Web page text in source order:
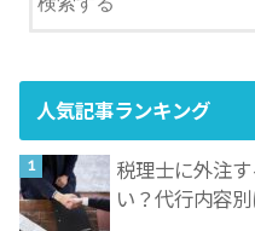
人気記事ランキング
税理士に外注
い？代行内容